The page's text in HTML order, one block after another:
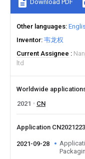
Download PDF
Other languages
Inventor 韦龙权
Current Assignee
ltd
Worldwide
2021
CN
Application
2021-09-28